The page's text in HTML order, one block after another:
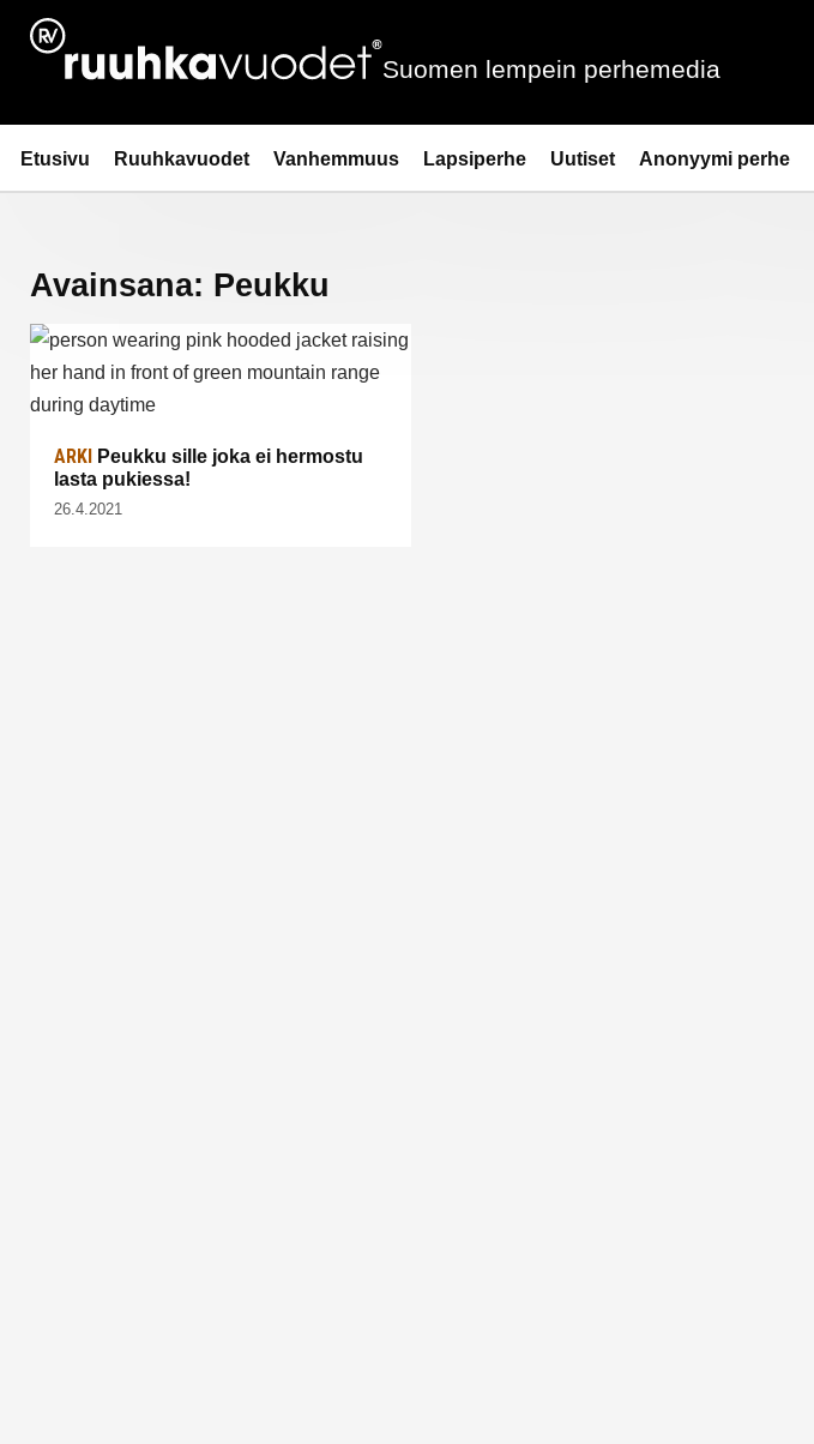
Siirry
sisältöön
Ruuhkavuodet.fi
Suomen lempein perhemedia
Etusivu Ruuhkavuodet Vanhemmuus Lapsiperhe Uutiset Anonyymi perhe
Avainsana: Peukku
ARKI
Peukku sille joka ei hermostu
lasta pukiessa!
26.4.2021